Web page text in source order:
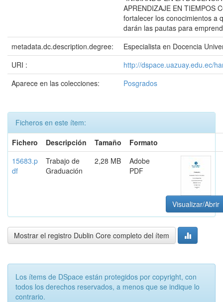
APRENDIZAJE EN TIEMPOS
fortalecer los conocimientos a
darán las pautas para
metadata.dc.description.degree:
Especialista en Docencia
URI :
http://dspace.uazuay.edu.ec/
Aparece en las colecciones:
Posgrados
Ficheros en este ítem:
Fichero
Descripción Tamaño
Formato
15683.p
df
Trabajo de
Graduación
2,28 MB
Adobe
PDF
Visualizar/Abrir
Mostrar el registro Dublin Core completo del ítem
Los ítems de DSpace están protegidos por copyright, con
todos los derechos reservados, a menos que se indique lo
contrario.